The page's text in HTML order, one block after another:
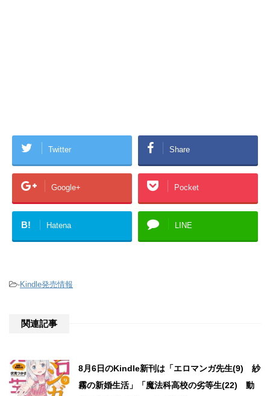
Twitter Share
Google+ Pocket
B! Hatena LINE
-Kindle発売情報
関連記事
8月6日のKindle新刊は「エロマンガ先生(9) 紗
霧の新婚生活」「魔法科高校の劣等生(22) 動